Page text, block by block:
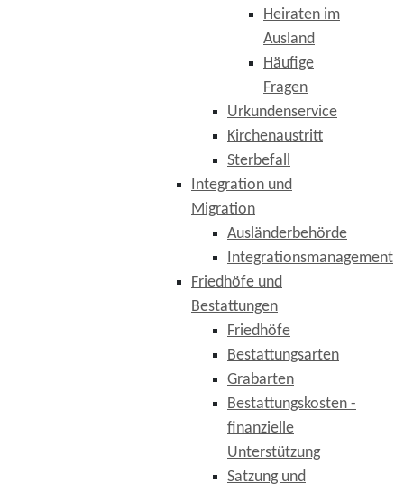
Heiraten im
Ausland
Häufige
Fragen
Urkundenservice
Kirchenaustritt
Sterbefall
Integration und
Migration
Ausländerbehörde
Integrationsmanagement
Friedhöfe und
Bestattungen
Friedhöfe
Bestattungsarten
Grabarten
Bestattungskosten -
finanzielle
Unterstützung
Satzung und